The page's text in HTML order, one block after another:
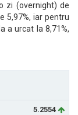
zi (overnight) de
5,97%, iar pentru
a urcat la 8,71%,
5.2554